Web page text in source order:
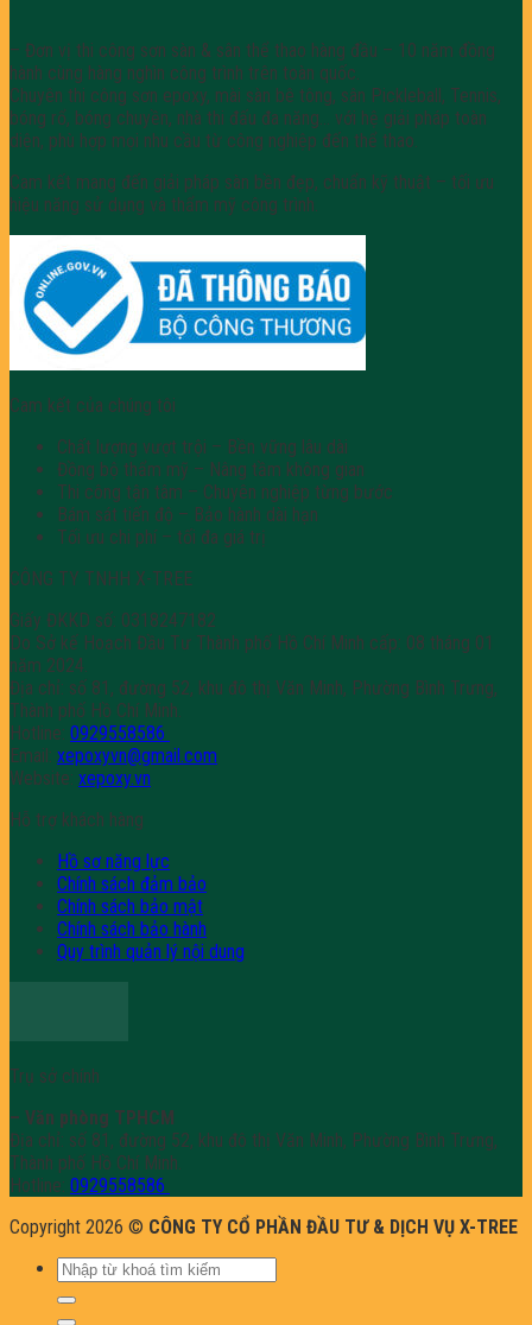
– Đơn vị thi công sơn sàn & sân thể thao hàng đầu – 10 năm đồng
hành cùng hàng nghìn công trình trên toàn quốc.
Chuyên thi công sơn epoxy, mài sàn bê tông, sân Pickleball, Tennis,
bóng rổ, bóng chuyền, nhà thi đấu đa năng… với hệ giải pháp toàn
diện, phù hợp mọi nhu cầu từ công nghiệp đến thể thao.
Cam kết mang đến giải pháp sàn bền đẹp, chuẩn kỹ thuật – tối ưu
hiệu năng sử dụng và thẩm mỹ công trình.
Cam kết của chúng tôi
Chất lượng vượt trội – Bền vững lâu dài
Đồng bộ thẩm mỹ – Nâng tầm không gian
Thi công tận tâm – Chuyên nghiệp từng bước
Bám sát tiến độ – Bảo hành dài hạn
Tối ưu chi phí – tối đa giá trị
CÔNG TY TNHH X-TREE
Giấy ĐKKD số: 0318247182
Do Sở kế Hoạch Đầu Tư Thành phố Hồ Chí Minh cấp: 08 tháng 01
năm 2024.
Địa chỉ: số 81, đường 52, khu đô thị Văn Minh, Phường Bình Trưng,
Thành phố Hồ Chí Minh.
Hotline: 0929558586
Email: xepoxyvn@gmail.com
Website: xepoxy.vn
Hỗ trợ khách hàng
Hồ sơ năng lực
Chính sách đảm bảo
Chính sách bảo mật
Chính sách bảo hành
Quy trình quản lý nội dung
Trụ sở chính
– Văn phòng TPHCM
Địa chỉ: số 81, đường 52, khu đô thị Văn Minh, Phường Bình Trưng,
Thành phố Hồ Chí Minh.
Hotline: 0929558586
Copyright 2026 © CÔNG TY CỔ PHẦN ĐẦU TƯ & DỊCH VỤ X-TREE
Tìm
kiếm: